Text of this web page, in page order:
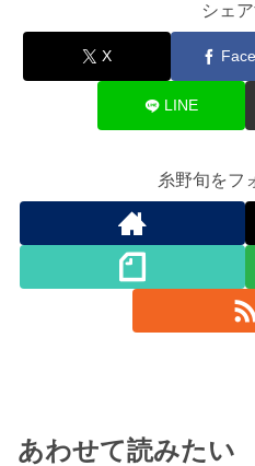
シェ
X
LINE
糸野旬をフ
あわせて読みたい